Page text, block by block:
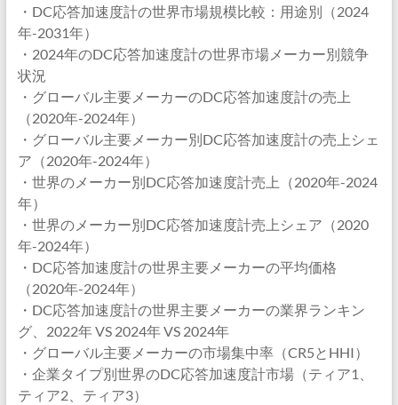
・DC応答加速度計の世界市場規模比較：用途別（2024
年-2031年）
・2024年のDC応答加速度計の世界市場メーカー別競争
状況
・グローバル主要メーカーのDC応答加速度計の売上
（2020年-2024年）
・グローバル主要メーカー別DC応答加速度計の売上シェ
ア（2020年-2024年）
・世界のメーカー別DC応答加速度計売上（2020年-2024
年）
・世界のメーカー別DC応答加速度計売上シェア（2020
年-2024年）
・DC応答加速度計の世界主要メーカーの平均価格
（2020年-2024年）
・DC応答加速度計の世界主要メーカーの業界ランキン
グ、2022年 VS 2024年 VS 2024年
・グローバル主要メーカーの市場集中率（CR5とHHI）
・企業タイプ別世界のDC応答加速度計市場（ティア1、
ティア2、ティア3）